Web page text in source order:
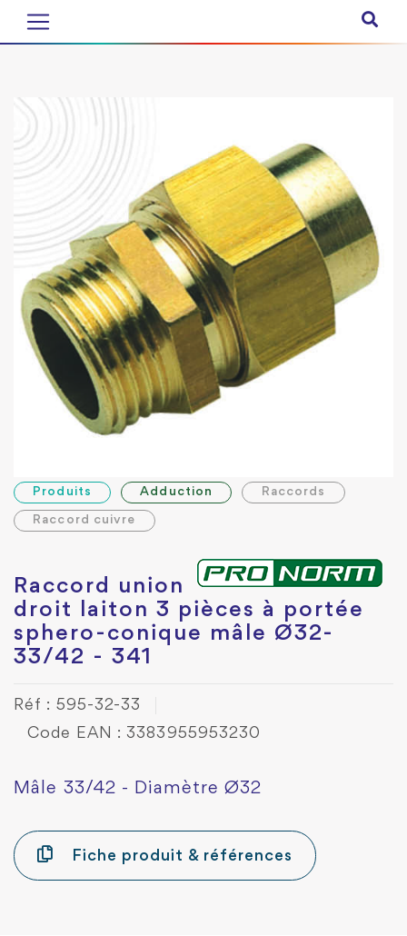
Produits Adduction Raccords
Raccord cuivre
Raccord union
droit laiton 3 pièces à portée
sphero-conique mâle Ø32-
33/42 - 341
Réf : 595-32-33
Code EAN : 3383955953230
Mâle 33/42 - Diamètre Ø32
Fiche produit & références